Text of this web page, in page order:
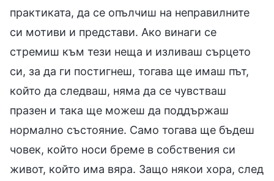
практиката, да се опълчиш на неправилните
си мотиви и представи. Ако винаги се
стремиш към тези неща и изливаш сърцето
си, за да ги постигнеш, тогава ще имаш път,
който да следваш, няма да се чувстваш
празен и така ще можеш да поддържаш
нормално състояние. Само тогава ще бъдеш
човек, който носи бреме в собствения си
живот, който има вяра. Защо някои хора, след